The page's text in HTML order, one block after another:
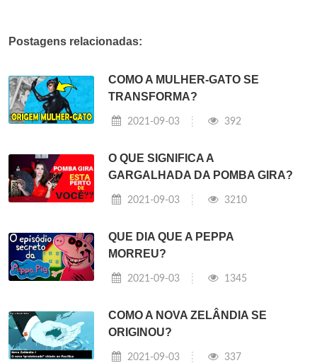
Postagens relacionadas:
COMO A MULHER-GATO SE
TRANSFORMA?
2021-09-03 392
O QUE SIGNIFICA A
GARGALHADA DA POMBA GIRA?
2021-09-03 3210
QUE DIA QUE A PEPPA
MORREU?
2021-09-03 1345
COMO A NOVA ZELÂNDIA SE
ORIGINOU?
2021-09-03 337